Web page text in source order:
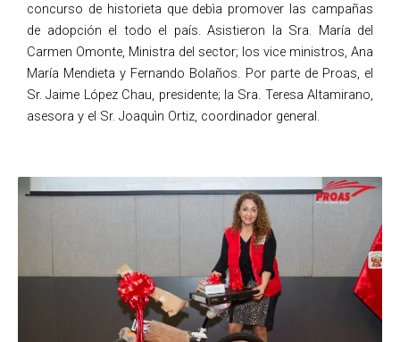
concurso de historieta que debìa promover las campañas
de adopción el todo el país. Asistieron la Sra. María del
Carmen Omonte, Ministra del sector; los vice ministros, Ana
María Mendieta y Fernando Bolaños. Por parte de Proas, el
Sr. Jaime López Chau, presidente; la Sra. Teresa Altamirano,
asesora y el Sr. Joaquìn Ortiz, coordinador general.